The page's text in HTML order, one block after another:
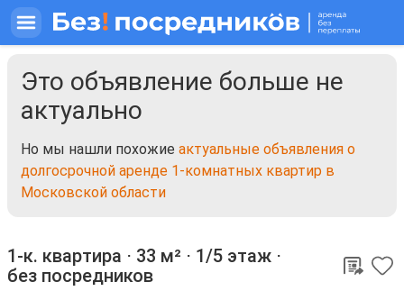
Это объявление больше не
актуально
Но мы нашли похожие актуальные объявления о
долгосрочной аренде 1-комнатных квартир в
Московской области
1-к. квартира ⋅ 33 м² ⋅ 1/5 этаж ⋅
без посредников